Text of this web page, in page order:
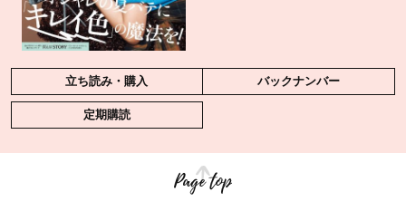
立ち読み・購入 バックナンバー
定期購読
Page top